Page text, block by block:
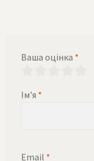
Ваша оцінка *
Ім'я *
Email *